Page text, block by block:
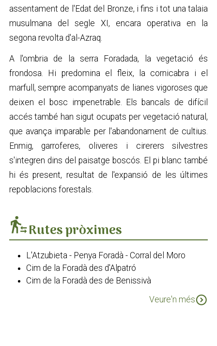
assentament de l'Edat del Bronze, i fins i tot una talaia
musulmana del segle XI, encara operativa en la
segona revolta d'al-Azraq.
A l'ombria de la serra Foradada, la vegetació és
frondosa. Hi predomina el fleix, la cornicabra i el
marfull, sempre acompanyats de lianes vigoroses que
deixen el bosc impenetrable. Els bancals de difícil
accés també han sigut ocupats per vegetació natural,
que avança imparable per l'abandonament de cultius.
Enmig, garroferes, oliveres i cirerers silvestres
s'integren dins del paisatge boscós. El pi blanc també
hi és present, resultat de l'expansió de les últimes
repoblacions forestals.
transfer_within_a_stationRutes pròximes
L'Atzubieta - Penya Foradà - Corral del Moro
Cim de la Foradà des d'Alpatró
Cim de la Foradà des de Benissivà
Veure'n mésexpand_circle_down